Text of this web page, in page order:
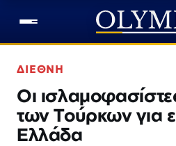
ΔΙΕΘΝΗ
Οι
των Τούρκων για
Ελλάδα